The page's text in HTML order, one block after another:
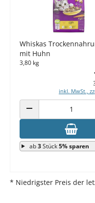
Whiskas
mit Huhn
3,80 kg
inkl. MwSt.,
ANZAHL VERRINGERN
ab3Stück5% sparen
* Niedrigster Preis der